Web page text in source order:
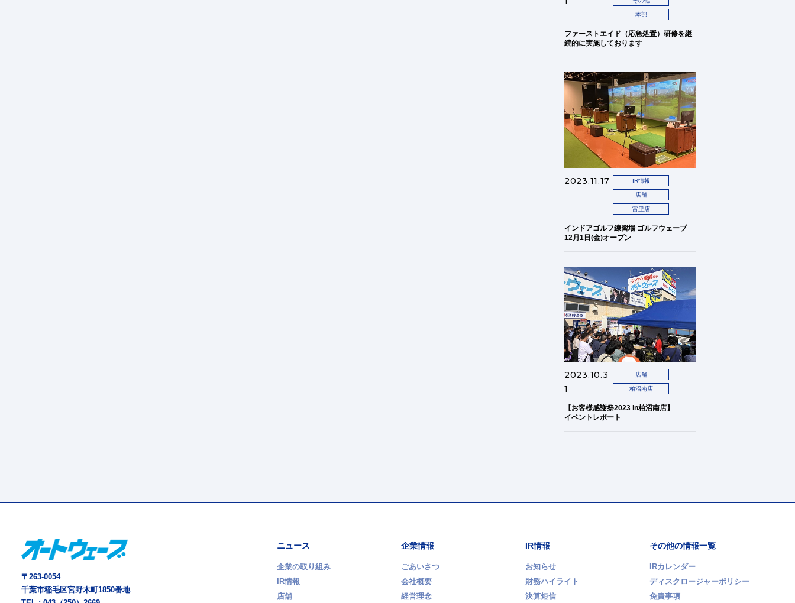
本部
ファーストエイド（応急処置）研修を継
続的に実施しております
2023.11.17 IR情報
店舗
富里店
インドアゴルフ練習場 ゴルフウェーブ
12月1日(金)オープン
2023.10.3
1
店舗
柏沼南店
【お客様感謝祭2023 in柏沼南店】
イベントレポート
〒263-0054
千葉市稲毛区宮野木町1850番地
ニュース
企業の取り組み
IR情報
店舗
企業情報
ごあいさつ
会社概要
経営理念
IR情報
お知らせ
財務ハイライト
決算短信
その他の情報一覧
IRカレンダー
ディスクロージャーポリシー
免責事項